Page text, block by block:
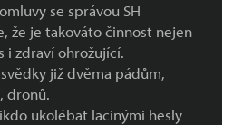
se správou SH
že je takováto činnost nejen
i zdraví ohrožující.
již dvěma pádům,
dronů.
ukolébat lacinými hesly